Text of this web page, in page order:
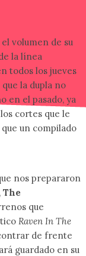
volumen de su
la línea
todos los jueves
la dupla no
en el pasado, ya
cortes que le
un compilado
nos prepararon
The
que
Raven In The
de frente
guardado en su